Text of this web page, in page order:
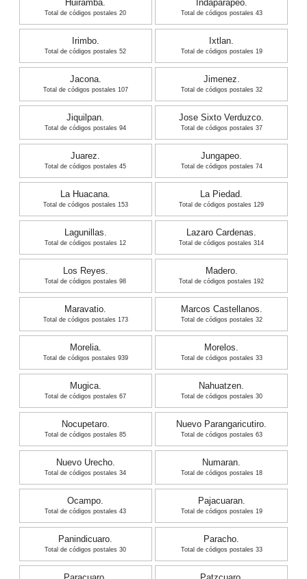
Huiramba.
Total de códigos postales 20
Indaparapeo.
Total de códigos postales 43
Irimbo.
Total de códigos postales 52
Ixtlan.
Total de códigos postales 19
Jacona.
Total de códigos postales 107
Jimenez.
Total de códigos postales 32
Jiquilpan.
Total de códigos postales 94
Jose Sixto Verduzco.
Total de códigos postales 37
Juarez.
Total de códigos postales 45
Jungapeo.
Total de códigos postales 74
La Huacana.
Total de códigos postales 153
La Piedad.
Total de códigos postales 129
Lagunillas.
Total de códigos postales 12
Lazaro Cardenas.
Total de códigos postales 314
Los Reyes.
Total de códigos postales 98
Madero.
Total de códigos postales 192
Maravatio.
Total de códigos postales 173
Marcos Castellanos.
Total de códigos postales 32
Morelia.
Total de códigos postales 939
Morelos.
Total de códigos postales 33
Mugica.
Total de códigos postales 67
Nahuatzen.
Total de códigos postales 30
Nocupetaro.
Total de códigos postales 85
Nuevo Parangaricutiro.
Total de códigos postales 63
Nuevo Urecho.
Total de códigos postales 34
Numaran.
Total de códigos postales 18
Ocampo.
Total de códigos postales 43
Pajacuaran.
Total de códigos postales 19
Panindicuaro.
Total de códigos postales 30
Paracho.
Total de códigos postales 33